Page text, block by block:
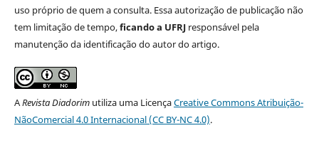
uso próprio de quem a consulta. Essa autorização de publicação não
tem limitação de tempo,ficando a UFRJresponsável pela
manutenção da identificação do autor do artigo.
ARevista Diadorimutiliza uma LicençaCreative Commons Atribuição-
NãoComercial 4.0 Internacional (CC BY-NC 4.0).